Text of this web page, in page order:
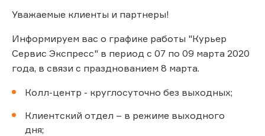
Уважаемые клиенты и партнеры!
Информируем вас о графике работы "Курьер
Сервис Экспресс" в период с 07 по 09 марта 2020
года, в связи с празднованием 8 марта.
Колл-центр - круглосуточно без выходных;
Клиентский отдел – в режиме выходного
дня;